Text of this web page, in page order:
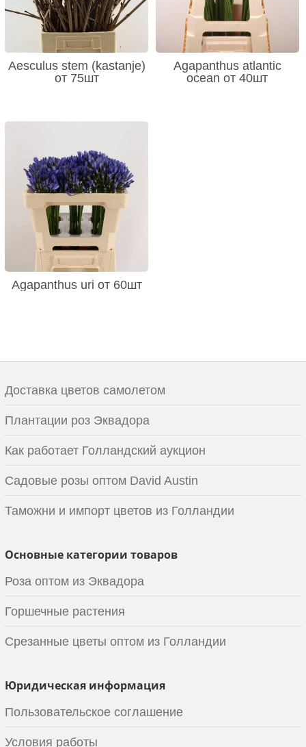
Aesculus stem (kastanje)
от 75шт
Agapanthus atlantic
ocean от 40шт
Agapanthus uri от 60шт
Доставка цветов самолетом
Плантации роз Эквадора
Как работает Голландский аукцион
Садовые розы оптом David Austin
Таможни и импорт цветов из Голландии
Основные категории товаров
Роза оптом из Эквадора
Горшечные растения
Срезанные цветы оптом из Голландии
Юридическая информация
Пользовательское соглашение
Условия работы